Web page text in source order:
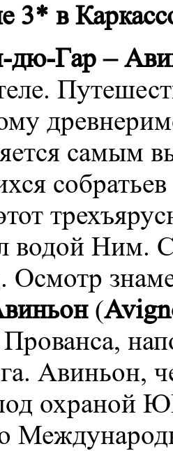
3* в
дю-Гар –
самым
водой Ним.
Осмотр
(
Авиньон,
охраной